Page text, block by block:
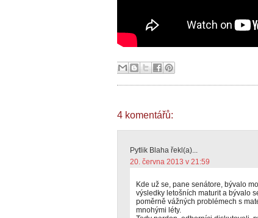
4 komentářů:
Pytlik Blaha řekl(a)...
20. června 2013 v 21:59
Kde už se, pane senátore, bývalo
výsledky letošních maturit a bývalo
poměrně vážných problémech s
mnohými léty.